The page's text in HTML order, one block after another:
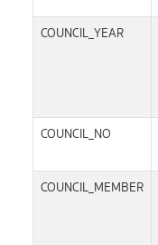
COUNCIL_YEAR
COUNCIL_NO
COUNCIL_MEMBER